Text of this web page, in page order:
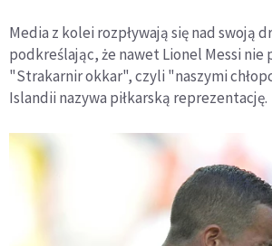
Media z kolei rozpływają się nad swoją
podkreślając, że nawet Lionel Messi nie
"Strakarnir okkar", czyli "naszymi
Islandii nazywa piłkarską reprezentację.